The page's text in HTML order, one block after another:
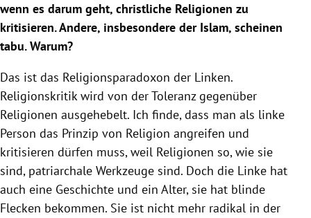
wenn es darum geht, christliche Religionen zu
kritisieren. Andere, insbesondere der Islam, scheinen
tabu. Warum?
Das ist das Religionsparadoxon der Linken.
Religionskritik wird von der Toleranz gegenüber
Religionen ausgehebelt. Ich finde, dass man als linke
Person das Prinzip von Religion angreifen und
kritisieren dürfen muss, weil Religionen so, wie sie
sind, patriarchale Werkzeuge sind. Doch die Linke hat
auch eine Geschichte und ein Alter, sie hat blinde
Flecken bekommen. Sie ist nicht mehr radikal in der